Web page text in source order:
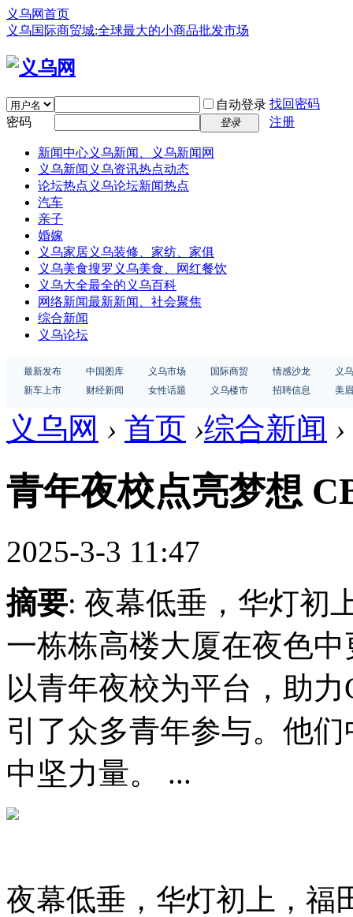
义乌网首页
义乌国际商贸城:全球最大的小商品批发市场
自动登录 找回密码
密码
登录 注册
新闻中心义乌新闻、义乌新闻网
义乌新闻 义乌资讯热点动态
论坛热点 义乌论坛新闻热点
汽车
亲子
婚嫁
义乌家居义乌装修、家纺、家俱
义乌美食搜罗义乌美食、网红餐饮
义乌大全最全的义乌百科
网络新闻最新新闻、社会聚焦
综合新闻
义乌论坛
最新发布 中国图库 义乌市场 国际商贸 情感沙龙
义
新车上市
财经新闻 女性话题 义乌楼市 招聘信息 美
义乌网 › 首页 ›综合新闻 ›
青年夜校点亮梦想
2025-3-3 11:47
摘要: 夜幕低垂，华灯初
一栋栋高楼大厦在夜色
以青年夜校为平台，助
引了众多青年参与。他
中坚力量。 ...
夜幕低垂，华灯初上，福